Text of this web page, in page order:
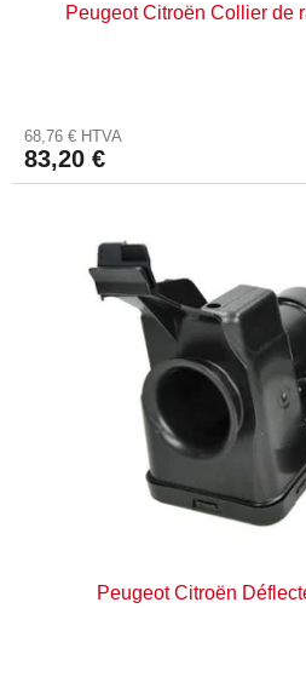
Peugeot Citroën Collier de
68,76 € HTVA
83,20 €
Peugeot Citroën